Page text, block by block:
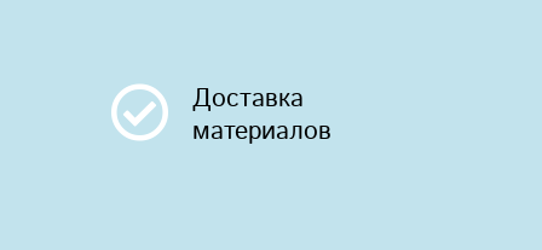
Доставка
материалов